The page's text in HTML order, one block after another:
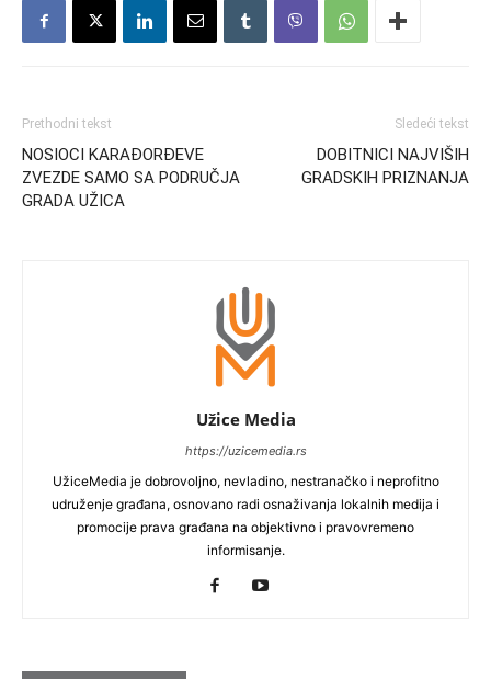
Prethodni tekst
NOSIOCI KARAĐORĐEVE
ZVEZDE SAMO SA PODRUČJA
GRADA UŽICA
Sledeći tekst
DOBITNICI NAJVIŠIH
GRADSKIH PRIZNANJA
Užice Media
https://uzicemedia.rs
UžiceMedia je dobrovoljno, nevladino, nestranačko i neprofitno
udruženje građana, osnovano radi osnaživanja lokalnih medija i
promocije prava građana na objektivno i pravovremeno
informisanje.